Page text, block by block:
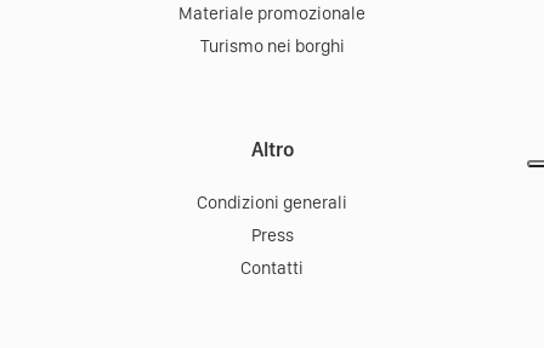
Materiale promozionale
Turismo nei borghi
Altro
Condizioni generali
Press
Contatti